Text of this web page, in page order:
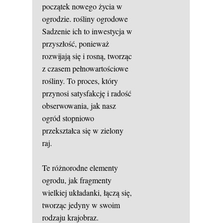
początek nowego życia w
ogrodzie. rośliny ogrodowe
Sadzenie ich to inwestycja w
przyszłość, ponieważ
rozwijają się i rosną, tworząc
z czasem pełnowartościowe
rośliny. To proces, który
przynosi satysfakcję i radość
obserwowania, jak nasz
ogród stopniowo
przekształca się w zielony
raj.
Te różnorodne elementy
ogrodu, jak fragmenty
wielkiej układanki, łączą się,
tworząc jedyny w swoim
rodzaju krajobraz.